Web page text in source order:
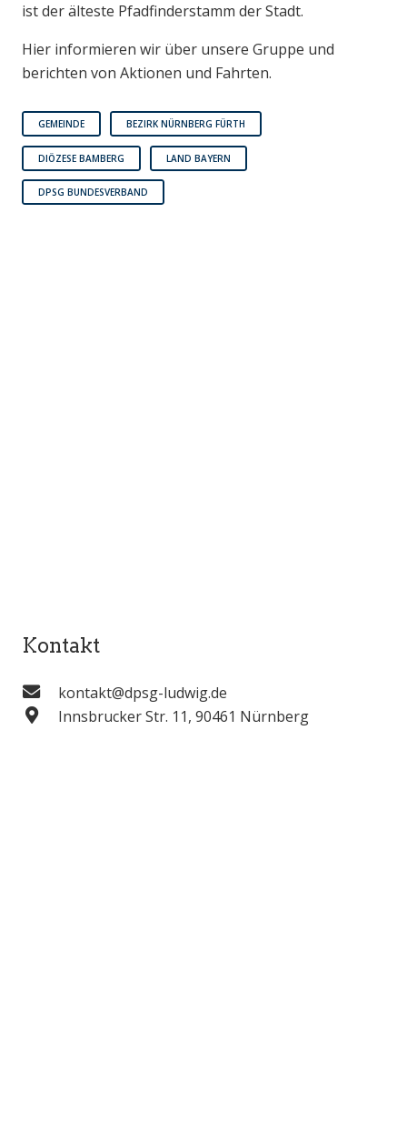
ist der älteste Pfadfinderstamm der Stadt.
Hier informieren wir über unsere Gruppe und
berichten von Aktionen und Fahrten.
GEMEINDE BEZIRK NÜRNBERG FÜRTH
DIÖZESE BAMBERG LAND BAYERN
DPSG BUNDESVERBAND
Kontakt
kontakt@dpsg-ludwig.de
Innsbrucker Str. 11, 90461 Nürnberg